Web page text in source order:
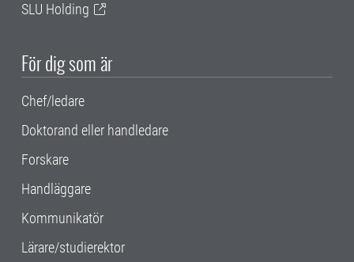
SLU Holding
För dig som är
Chef/ledare
Doktorand eller handledare
Forskare
Handläggare
Kommunikatör
Lärare/studierektor